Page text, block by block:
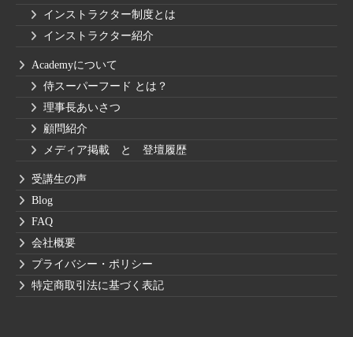
インストラクター制度とは
インストラクター紹介
Academyについて
侍スーパーフード とは？
理事長あいさつ
顧問紹介
メディア掲載 と 登壇履歴
受講生の声
Blog
FAQ
会社概要
プライバシー・ポリシー
特定商取引法に基づく表記